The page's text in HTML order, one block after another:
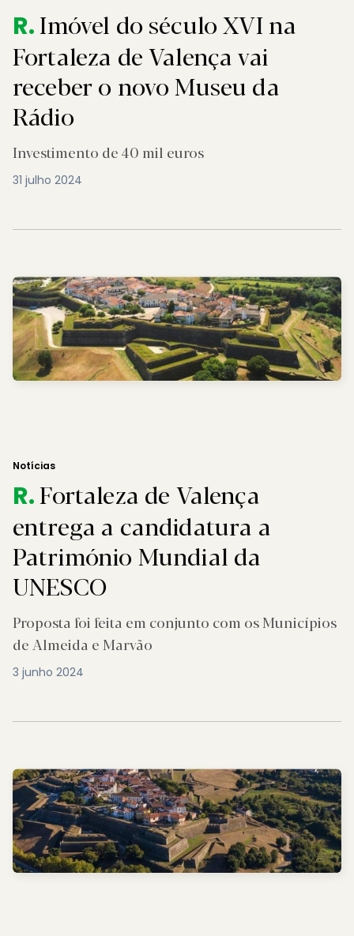
R.Imóvel do século XVI na
Fortaleza de Valença vai
receber o novo Museu da
Rádio
Investimento de 40 mil euros
31 julho 2024
Notícias
R.Fortaleza de Valença
entrega a candidatura a
Património Mundial da
UNESCO
Proposta foi feita em conjunto com os Municípios
de Almeida e Marvão
3 junho 2024